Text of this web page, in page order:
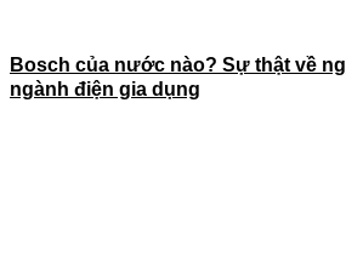
Bosch của nước nào? Sự thật về
ngành điện gia dụng